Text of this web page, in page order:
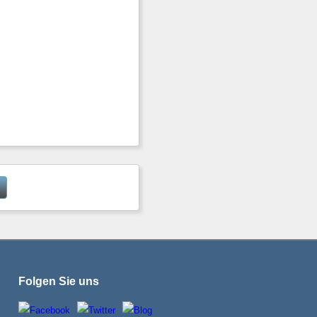
Folgen Sie uns